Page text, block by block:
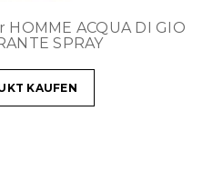
ACQUA DI GIO
SPRAY
KAUFEN